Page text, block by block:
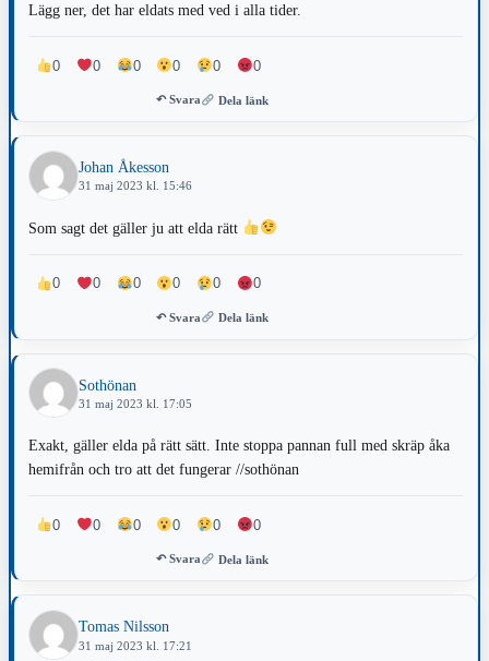
Lägg ner, det har eldats med ved i alla tider.
0 0 0 0 0 0
↶ Svara Dela länk
Johan Åkesson
31 maj 2023 kl. 15:46
Som sagt det gäller ju att elda rätt
0 0 0 0 0 0
↶ Svara Dela länk
Sothönan
31 maj 2023 kl. 17:05
Exakt, gäller elda på rätt sätt. Inte stoppa pannan full med skräp åka
hemifrån och tro att det fungerar //sothönan
0 0 0 0 0 0
↶ Svara Dela länk
Tomas Nilsson
31 maj 2023 kl. 17:21